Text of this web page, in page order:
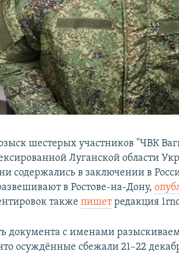
шестерых участников "ЧВК
Луганской области
содержались в заключении в
в Ростове-на-Дону,
такжепишетредакция
документа с именами
осуждённые сбежали 21–22